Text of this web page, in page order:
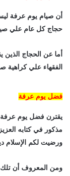
أن صيام يوم عرفة
حجاج كل عام علي
أما عن الحجاج
الفقهاء علي كراهية
فضل يوم عرفة
يقترن فضل يوم عرفة
مذكور في كتابه
ورضيت لكم الإسلام
ومن المعروف أن تلك